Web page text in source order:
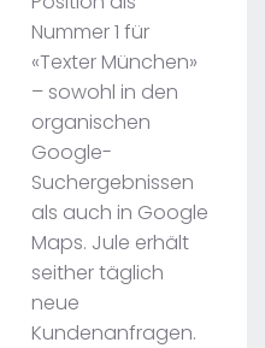
Nummer 1 für
«Texter München»
– sowohl in den
organischen
Google-
Suchergebnissen
als auch in Google
Maps. Jule erhält
seither täglich
neue
Kundenanfragen.